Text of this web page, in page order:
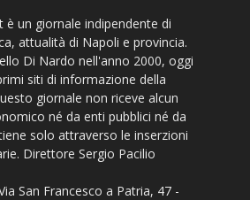
è un giornale indipendente di
attualità di Napoli e provincia.
Di Nardo nell'anno 2000, oggi
siti di informazione della
giornale non riceve alcun
né da enti pubblici né da
solo attraverso le inserzioni
Direttore Sergio Pacilio
San Francesco a Patria, 47 -